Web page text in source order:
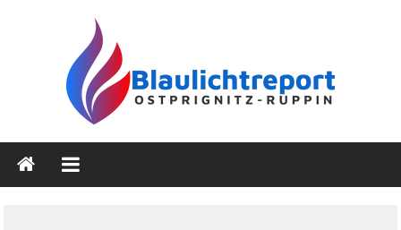
Blaulichtreport
Ostprignitz-